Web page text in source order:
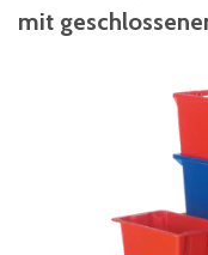
mit